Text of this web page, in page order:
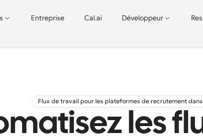
Entreprise Cal.ai Développeur
Flux de travail pour les plateformes de recrutement
les